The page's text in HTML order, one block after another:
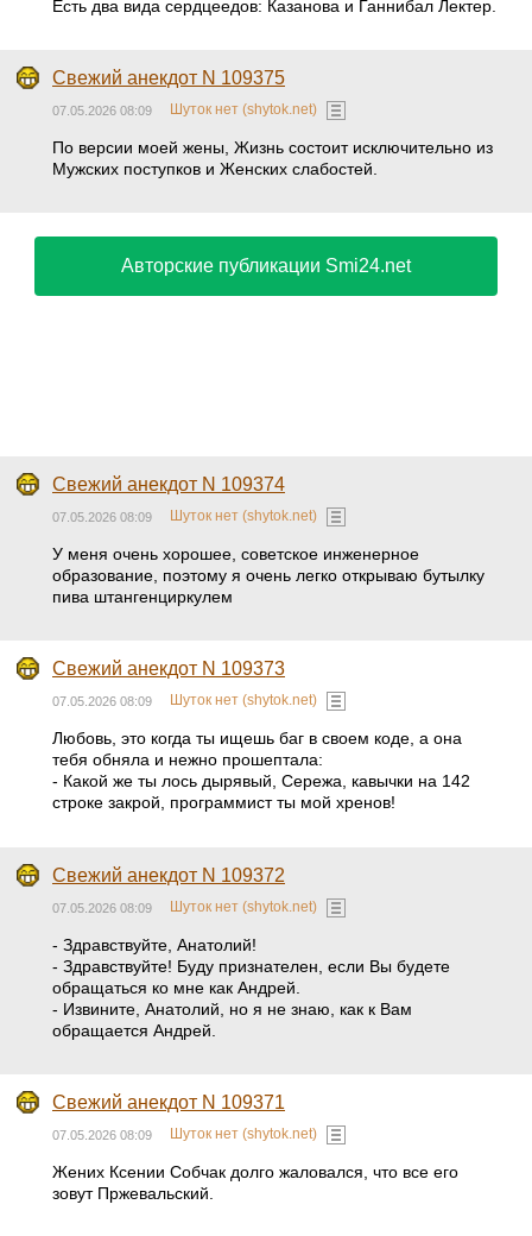
Есть два вида сердцеедов: Казанова и Ганнибал Лектер.
Свежий анекдот N 109375
07.05.2026 08:09 Шуток нет (shytok.net)
По версии моей жены, Жизнь состоит исключительно из
Мужских поступков и Женских слабостей.
Авторские публикации Smi24.net
Свежий анекдот N 109374
07.05.2026 08:09 Шуток нет (shytok.net)
У меня очень хорошее, советское инженерное
образование, поэтому я очень легко открываю бутылку
пива штангенциркулем
Свежий анекдот N 109373
07.05.2026 08:09 Шуток нет (shytok.net)
Любовь, это когда ты ищешь баг в своем коде, а она
тебя обняла и нежно прошептала:
- Какой же ты лось дырявый, Сережа, кавычки на 142
строке закрой, программист ты мой хренов!
Свежий анекдот N 109372
07.05.2026 08:09 Шуток нет (shytok.net)
- Здравствуйте, Анатолий!
- Здравствуйте! Буду признателен, если Вы будете
обращаться ко мне как Андрей.
- Извините, Анатолий, но я не знаю, как к Вам
обращается Андрей.
Свежий анекдот N 109371
07.05.2026 08:09 Шуток нет (shytok.net)
Жених Ксении Собчак долго жаловался, что все его
зовут Пржевальский.